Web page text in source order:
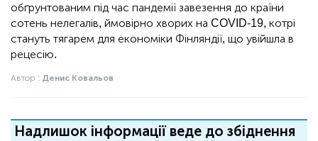
обґрунтованим під час пандемії завезення до країни
сотень нелегалів, ймовірно хворих на COVID-19, котрі
стануть тягарем для економіки Фінляндії, що увійшла в
рецесію.
Автор : Денис Ковальов
Надлишок інформації веде до збіднення